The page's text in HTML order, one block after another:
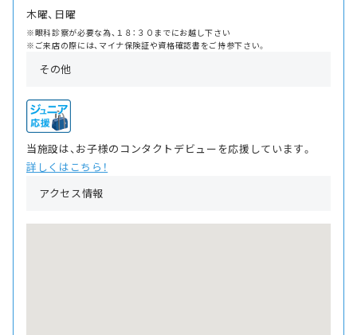
木曜、日曜
※眼科診察が必要な為、１８：３０までにお越し下さい
※ご来店の際には、マイナ保険証や資格確認書をご持参下さい。
その他
当施設は、お子様のコンタクトデビューを応援しています。
詳しくはこちら！
アクセス情報